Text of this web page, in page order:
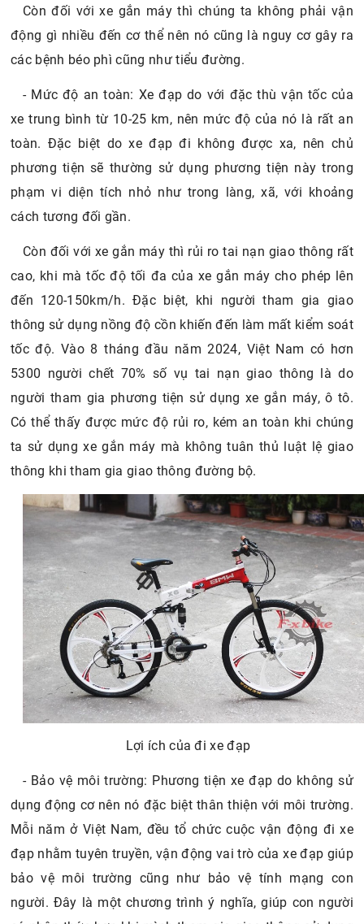
Còn đối với xe gắn máy thì chúng ta không phải vận
động gì nhiều đến cơ thể nên nó cũng là nguy cơ gây ra
các bệnh béo phì cũng như tiểu đường.
- Mức độ an toàn: Xe đạp do với đặc thù vận tốc của
xe trung bình từ 10-25 km, nên mức độ của nó là rất an
toàn. Đặc biệt do xe đạp đi không được xa, nên chủ
phương tiện sẽ thường sử dụng phương tiện này trong
phạm vi diện tích nhỏ như trong làng, xã, với khoảng
cách tương đối gần.
Còn đối với xe gắn máy thì rủi ro tai nạn giao thông rất
cao, khi mà tốc độ tối đa của xe gắn máy cho phép lên
đến 120-150km/h. Đặc biệt, khi người tham gia giao
thông sử dụng nồng độ cồn khiến đến làm mất kiểm soát
tốc độ. Vào 8 tháng đầu năm 2024, Việt Nam có hơn
5300 người chết 70% số vụ tai nạn giao thông là do
người tham gia phương tiện sử dụng xe gắn máy, ô tô.
Có thể thấy được mức độ rủi ro, kém an toàn khi chúng
ta sử dụng xe gắn máy mà không tuân thủ luật lệ giao
thông khi tham gia giao thông đường bộ.
Lợi ích của đi xe đạp
- Bảo vệ môi trường: Phương tiện xe đạp do không sử
dụng động cơ nên nó đặc biệt thân thiện với môi trường.
Mỗi năm ở Việt Nam, đều tổ chức cuộc vận động đi xe
đạp nhằm tuyên truyền, vận động vai trò của xe đạp giúp
bảo vệ môi trường cũng như bảo vệ tính mạng con
người. Đây là một chương trình ý nghĩa, giúp con người